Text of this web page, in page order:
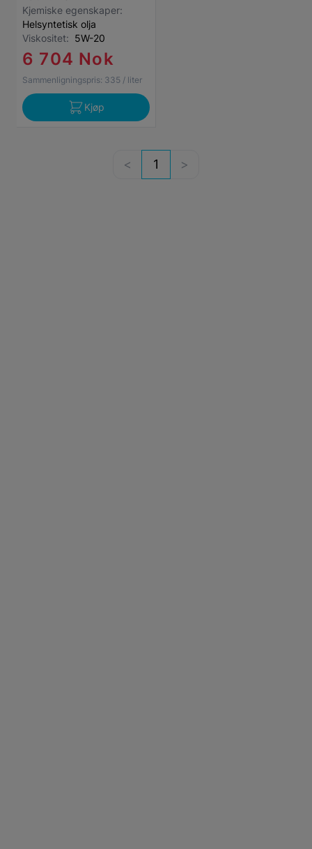
Kjemiske egenskaper:
Helsyntetisk olja
Viskositet: 5W-20
6 704 Nok
Sammenligningspris: 335 / liter
Kjøp
1